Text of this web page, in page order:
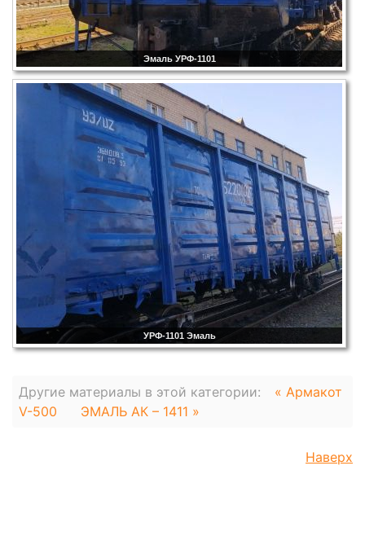
Эмаль УРФ-1101
УРФ-1101 Эмаль
Другие материалы в этой категории:
« Армакот
V-500
ЭМАЛЬ АК – 1411 »
Наверх